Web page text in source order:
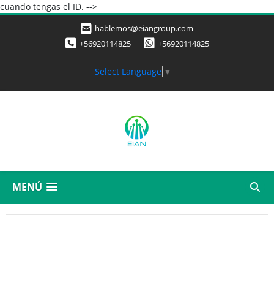
cuando tengas el ID. -->
hablemos@eiangroup.com
+56920114825
+56920114825
Select Language ▼
MENÚ